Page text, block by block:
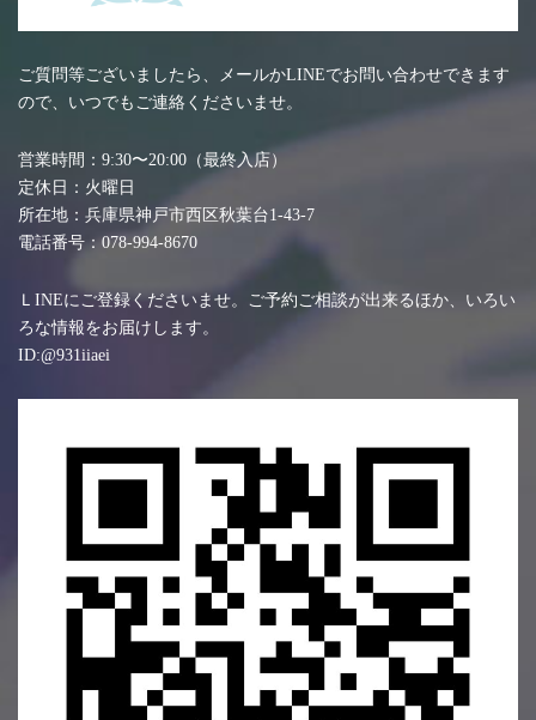
ご質問等ございましたら、メールかLINEでお問い合わせできます
ので、いつでもご連絡くださいませ。
営業時間：9:30〜20:00（最終入店）
定休日：火曜日
所在地：兵庫県神戸市西区秋葉台1-43-7
電話番号：078-994-8670
ＬINEにご登録くださいませ。ご予約ご相談が出来るほか、いろい
ろな情報をお届けします。
ID:@931iiaei